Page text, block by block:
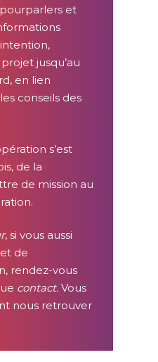
et
jusqu’au
en lien
conseils des
s’est
de la
de mission au
, si vous aussi
de
rendez-vous
contact. Vous
nous retrouver